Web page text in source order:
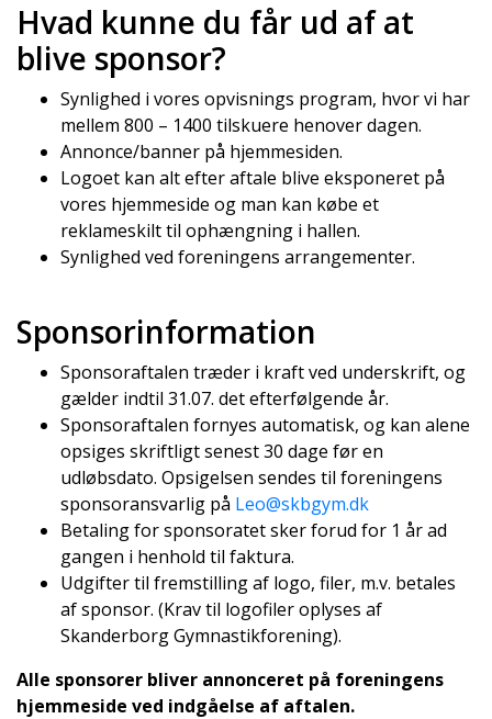
Hvad kunne du får ud af at
blive sponsor?
Synlighed i vores opvisnings program, hvor vi har
mellem 800 – 1400 tilskuere henover dagen.
Annonce/banner på hjemmesiden.
Logoet kan alt efter aftale blive eksponeret på
vores hjemmeside og man kan købe et
reklameskilt til ophængning i hallen.
Synlighed ved foreningens arrangementer.
Sponsorinformation
Sponsoraftalen træder i kraft ved underskrift, og
gælder indtil 31.07. det efterfølgende år.
Sponsoraftalen fornyes automatisk, og kan alene
opsiges skriftligt senest 30 dage før en
udløbsdato. Opsigelsen sendes til foreningens
sponsoransvarlig på Leo@skbgym.dk
Betaling for sponsoratet sker forud for 1 år ad
gangen i henhold til faktura.
Udgifter til fremstilling af logo, filer, m.v. betales
af sponsor. (Krav til logofiler oplyses af
Skanderborg Gymnastikforening).
Alle sponsorer bliver annonceret på foreningens
hjemmeside ved indgåelse af aftalen.